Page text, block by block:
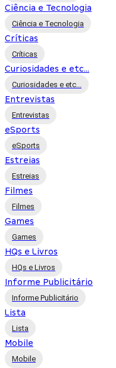
Ciência e Tecnologia
Ciência e Tecnologia
Críticas
Críticas
Curiosidades e etc...
Curiosidades e etc...
Entrevistas
Entrevistas
eSports
eSports
Estreias
Estreias
Filmes
Filmes
Games
Games
HQs e Livros
HQs e Livros
Informe Publicitário
Informe Publicitário
Lista
Lista
Mobile
Mobile